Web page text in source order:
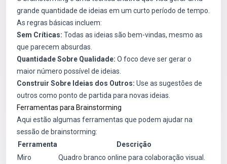
grande quantidade de ideias em um curto período de tempo.
As regras básicas incluem:
Sem Críticas: Todas as ideias são bem-vindas, mesmo as
que parecem absurdas.
Quantidade Sobre Qualidade: O foco deve ser gerar o
maior número possível de ideias.
Construir Sobre Ideias dos Outros: Use as sugestões de
outros como ponto de partida para novas ideias.
Ferramentas para Brainstorming
Aqui estão algumas ferramentas que podem ajudar na
sessão de brainstorming:
Ferramenta
Descrição
Miro
Quadro branco online para colaboração visual.